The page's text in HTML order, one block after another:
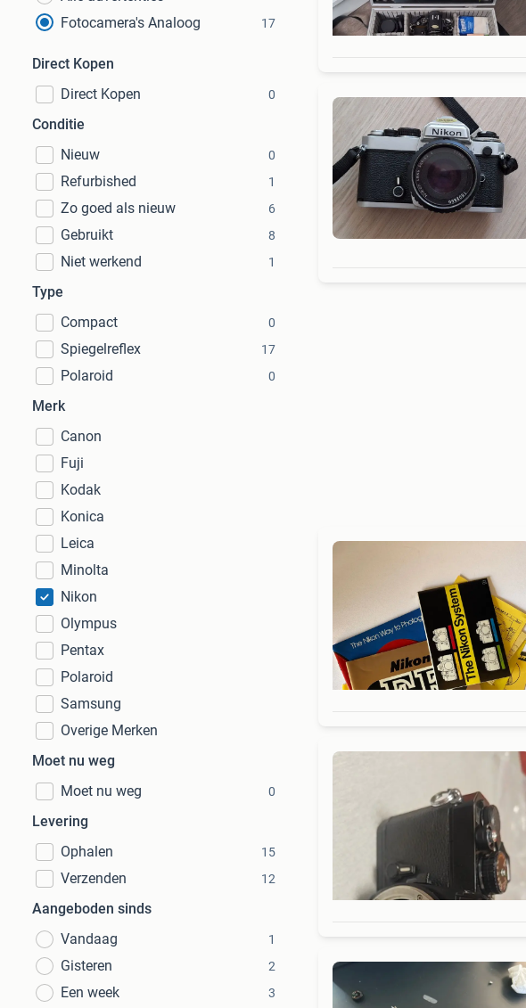
Fotocamera's Analoog
17
Direct Kopen
Direct Kopen
0
Conditie
Nieuw
0
Refurbished 1
Zo goed als nieuw 6
Gebruikt 8
Niet werkend 1
Type
Compact
0
Spiegelreflex 17
Polaroid 0
Merk
Canon
Fuji
Kodak
Konica
Leica
Minolta
Nikon
Olympus
Pentax
Polaroid
Samsung
Overige Merken
Moet nu weg
Moet nu weg
0
Levering
Ophalen
15
Verzenden 12
Aangeboden sinds
Vandaag
1
Gisteren 2
Een week 3